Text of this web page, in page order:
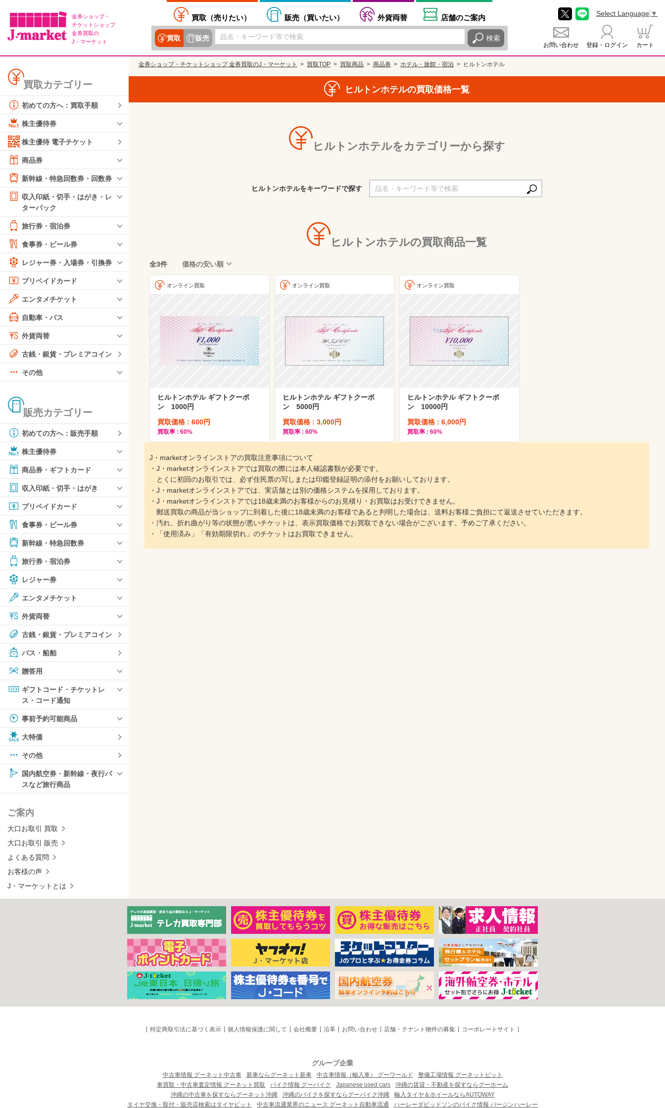
金券ショップ・
チケットショップ
金券買取の
J・マーケット
買取（売りたい） 販売（買いたい） 外貨両替 店舗のご案内
買取 販売 検索
お問い合わせ 登録・ログイン カート
Select Language ▼
買取カテゴリー
初めての方へ：買取手順
株主優待券
株主優待 電子チケット
商品券
新幹線・特急回数券・回数券
収入印紙・切手・はがき・レ
ターパック
旅行券・宿泊券
食事券・ビール券
レジャー券・入場券・引換券
プリペイドカード
エンタメチケット
自動車・バス
外貨両替
古銭・銀貨・プレミアコイン
その他
販売カテゴリー
初めての方へ：販売手順
株主優待券
商品券・ギフトカード
収入印紙・切手・はがき
プリペイドカード
食事券・ビール券
新幹線・特急回数券
旅行券・宿泊券
レジャー券
エンタメチケット
外貨両替
古銭・銀貨・プレミアコイン
バス・船舶
贈答用
ギフトコード・チケットレ
ス・コード通知
事前予約可能商品
大特価
その他
国内航空券・新幹線・夜行バ
スなど旅行商品
ご案内
大口お取引 買取
大口お取引 販売
よくある質問
お客様の声
J・マーケットとは
金券ショップ・チケットショップ 金券買取のJ・マーケット 買取TOP 買取商品 商品券 ホテル・旅館・宿泊 ヒルトンホテル
ヒルトンホテルの買取価格一覧
ヒルトンホテルをカテゴリーから探す
ヒルトンホテルをキーワードで探す
ヒルトンホテルの買取商品一覧
全3件 価格の安い順
オンライン買取
ヒルトンホテル ギフトクーポ
ン 1000円
買取価格 : 600円
買取率 : 60%
オンライン買取
ヒルトンホテル ギフトクーポ
ン 5000円
買取価格 : 3,000円
買取率 : 60%
オンライン買取
ヒルトンホテル ギフトクーポ
ン 10000円
買取価格 : 6,000円
買取率 : 60%
J・marketオンラインストアの買取注意事項について
・J・marketオンラインストアでは買取の際には本人確認書類が必要です。
とくに初回のお取引では、必ず住民票の写しまたは印鑑登録証明の添付をお願いしております。
・J・marketオンラインストアでは、実店舗とは別の価格システムを採用しております。
・J・marketオンラインストアでは18歳未満のお客様からのお見積り・お買取はお受けできません。
郵送買取の商品が当ショップに到着した後に18歳未満のお客様であると判明した場合は、送料お客様ご負担にて返送させていただきます。
・汚れ、折れ曲がり等の状態が悪いチケットは、表示買取価格でお買取できない場合がございます。予めご了承ください。
・「使用済み」「有効期限切れ」のチケットはお買取できません。
特定商取引法に基づく表示 個人情報保護に関して 会社概要 沿革 お問い合わせ 店舗・テナント物件の募集 コーポレートサイト
グループ企業
中古車情報 グーネット中古車 新車ならグーネット新車 中古車情報（輸入車） グーワールド
整備工場情報 グーネットピット
車買取・中古車査定情報 グーネット買取
バイク情報 グーバイク Japanese used cars
沖縄の賃貸・不動産を探すならグーホーム
沖縄の中古車を探すならグーネット沖縄
沖縄のバイクを探すならグーバイク沖縄
輸入タイヤ＆ホイールならAUTOWAY
タイヤ交換・取付・販売店検索はタイヤピット
中古車流通業界のニュース グーネット自動車流通 ハーレーダビッドソンのバイク情報 バージンハーレー